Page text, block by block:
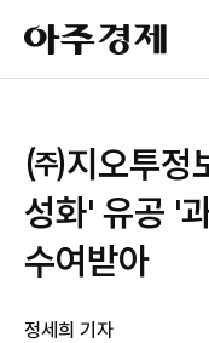
아
주
경
㈜지오투정
성화' 유공 '
수여받아
정세희 기자